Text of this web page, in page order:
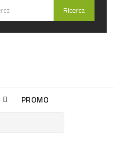
Ricerca
PROMO